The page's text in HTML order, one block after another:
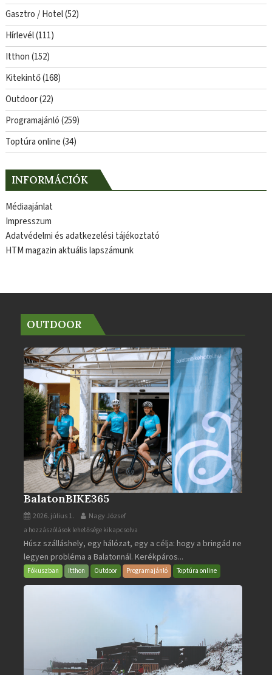
Gasztro / Hotel(52)
Hírlevél(111)
Itthon(152)
Kitekintő(168)
Outdoor(22)
Programajánló(259)
Toptúra online(34)
INFORMÁCIÓK
Médiaajánlat
Impresszum
Adatvédelmi és adatkezelési tájékoztató
HTM magazin aktuális lapszámunk
OUTDOOR
BalatonBIKE365
2026. július 1. Nagy József
BalatonBIKE365
bejegyzéshez
a hozzászólások lehetősége kikapcsolva
Húsz szálláshely, egy hálózat, egy a célja: hogy a bringád ne
legyen probléma a Balatonnál. Kerékpáros...
Fókuszban Itthon Outdoor Programajánló Toptúra online